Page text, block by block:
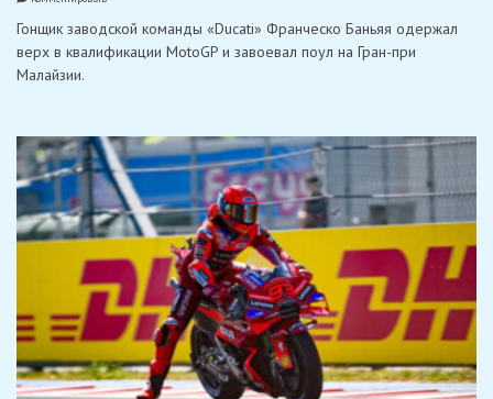
завоевал
поул
для
Гонщик заводской команды «Ducati» Франческо Баньяя одержал
верх в квалификации MotoGP и завоевал поул на Гран-при
Малайзии.